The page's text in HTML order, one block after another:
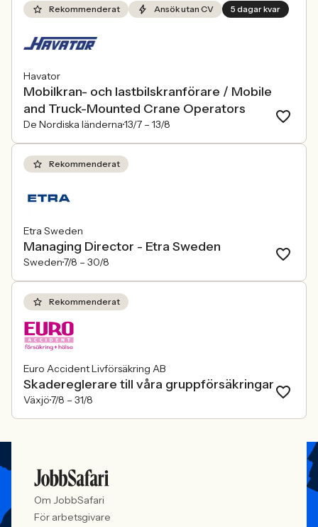
Rekommenderat Ansök utan CV 5 dagar kvar
Havator
Mobilkran- och lastbilskranförare / Mobile
and Truck-Mounted Crane Operators
De Nordiska länderna13/7 – 13/8
Rekommenderat
Etra Sweden
Managing Director - Etra Sweden
Sweden7/8 – 30/8
Rekommenderat
Euro Accident Livförsäkring AB
Skadereglerare till våra gruppförsäkringar
Växjö7/8 – 31/8
Om JobbSafari
För arbetsgivare